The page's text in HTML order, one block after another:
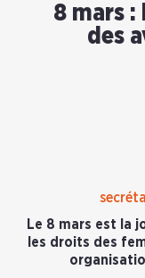
8 mars :
des
Le 8 mars est la
les droits des